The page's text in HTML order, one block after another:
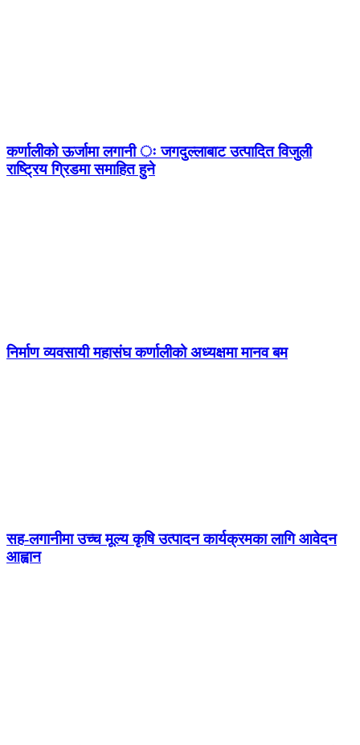
कर्णालीको ऊर्जामा लगानी ः जगदुल्लाबाट उत्पादित विजुली
राष्ट्रिय ग्रिडमा समाहित हुने
निर्माण व्यवसायी महासंघ कर्णालीको अध्यक्षमा मानव बम
सह-लगानीमा उच्च मूल्य कृषि उत्पादन कार्यक्रमका लागि आवेदन
आह्वान